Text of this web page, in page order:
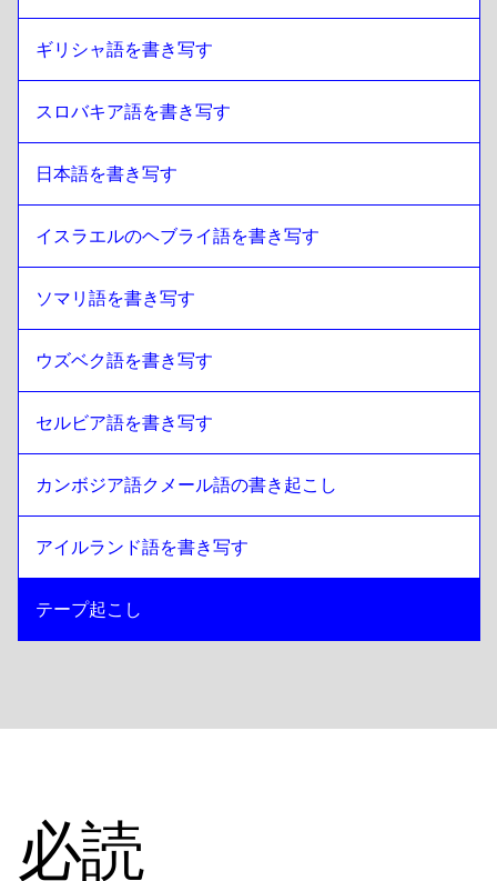
ギリシャ語を書き写す
スロバキア語を書き写す
日本語を書き写す
イスラエルのヘブライ語を書き写す
ソマリ語を書き写す
ウズベク語を書き写す
セルビア語を書き写す
カンボジア語クメール語の書き起こし
アイルランド語を書き写す
テープ起こし
必読